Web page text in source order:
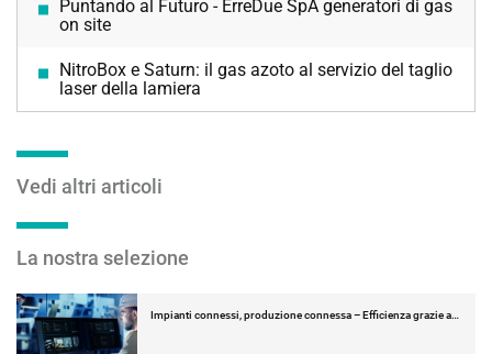
Puntando al Futuro - ErreDue SpA generatori di gas
on site
NitroBox e Saturn: il gas azoto al servizio del taglio
laser della lamiera
Vedi altri articoli
La nostra selezione
Impianti connessi, produzione connessa – Efficienza grazie a…